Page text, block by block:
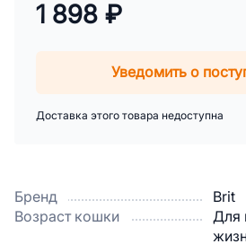
Бренд
Brit
Возраст кошки
Для
1 898 ₽
Уведомить о
Доставка этого товара недоступна